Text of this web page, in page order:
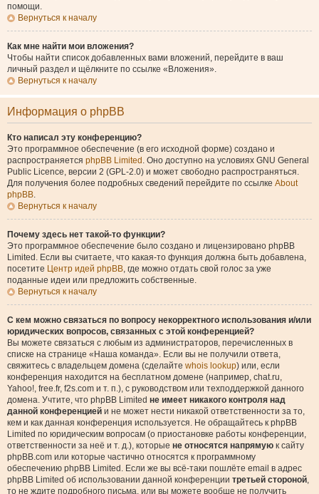
помощи.
Вернуться к началу
Как мне найти мои вложения?
Чтобы найти список добавленных вами вложений, перейдите в ваш
личный раздел и щёлкните по ссылке «Вложения».
Вернуться к началу
Информация о phpBB
Кто написал эту конференцию?
Это программное обеспечение (в его исходной форме) создано и
распространяется phpBB Limited . Оно доступно на условиях GNU General
Public Licence, версии 2 (GPL-2.0) и может свободно распространяться.
Для получения более подробных сведений перейдите по ссылке About
phpBB.
Вернуться к началу
Почему здесь нет такой-то функции?
Это программное обеспечение было создано и лицензировано phpBB
Limited. Если вы считаете, что какая-то функция должна быть добавлена,
посетите Центр идей phpBB, где можно отдать свой голос за уже
поданные идеи или предложить собственные.
Вернуться к началу
С кем можно связаться по вопросу некорректного использования и/или
юридических вопросов, связанных с этой конференцией?
Вы можете связаться с любым из администраторов, перечисленных в
списке на странице «Наша команда». Если вы не получили ответа,
свяжитесь с владельцем домена (сделайте whois lookup) или, если
конференция находится на бесплатном домене (например, chat.ru,
Yahoo!, free.fr, f2s.com и т. п.), с руководством или техподдержкой данного
домена. Учтите, что phpBB Limited не имеет никакого контроля над
данной конференцией и не может нести никакой ответственности за то,
кем и как данная конференция используется. Не обращайтесь к phpBB
Limited по юридическим вопросам (о приостановке работы конференции,
ответственности за неё и т. д.), которые не относятся напрямую к сайту
phpBB.com или которые частично относятся к программному
обеспечению phpBB Limited. Если же вы всё-таки пошлёте email в адрес
phpBB Limited об использовании данной конференции третьей стороной,
то не ждите подробного письма, или вы можете вообще не получить